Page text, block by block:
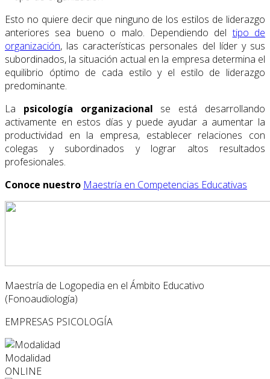
Esto no quiere decir que ninguno de los estilos de liderazgo
anteriores sea bueno o malo. Dependiendo deltipo de
organización, las características personales del líder y sus
subordinados, la situación actual en la empresa determina el
equilibrio óptimo de cada estilo y el estilo de liderazgo
predominante.
La psicología organizacional se está desarrollando
activamente en estos días y puede ayudar a aumentar la
productividad en la empresa, establecer relaciones con
colegas y subordinados y lograr altos resultados
profesionales.
Conoce nuestro Maestría en Competencias Educativas
Maestría de Logopedia en el Ámbito Educativo
(Fonoaudiología)
EMPRESAS PSICOLOGÍA
Modalidad
ONLINE